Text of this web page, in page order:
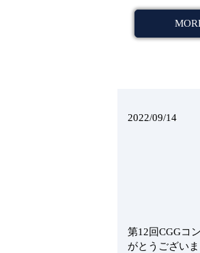
2022/09/14
第12回CGGコ
がとうござい